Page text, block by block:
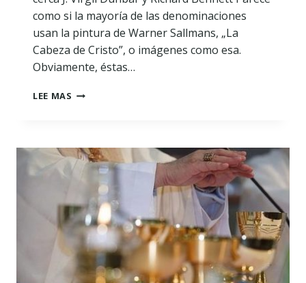
como si la mayoría de las denominaciones
usan la pintura de Warner Sallmans, „La
Cabeza de Cristo”, o imágenes como esa.
Obviamente, éstas…
LEE MAS LA
CAMPAMENTO
EVANGÉLICO